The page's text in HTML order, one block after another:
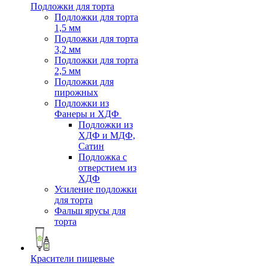
Подложки для торта
Подложки для торта
1,5 мм
Подложки для торта
3,2 мм
Подложки для торта
2,5 мм
Подложки для
пирожных
Подложки из
Фанеры и ХДФ
Подложки из
ХДФ и МДФ,
Сатин
Подложка с
отверстием из
ХДФ
Усиление подложки
для торта
Фальш ярусы для
торта
Красители пищевые